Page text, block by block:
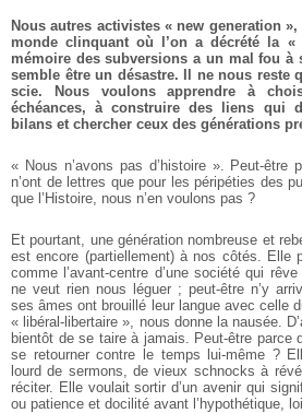
Nous autres activistes « new generation
monde clinquant où l’on a décrété la
mémoire des subversions a un mal fou à
semble être un désastre. Il ne nous reste
scie. Nous voulons apprendre à
échéances, à construire des liens qui
bilans et chercher ceux des générations
« Nous n’avons pas d’histoire ». Peut-être
n’ont de lettres que pour les péripéties des
que l’Histoire, nous n’en voulons pas ?
Et pourtant, une génération nombreuse et
est encore (partiellement) à nos côtés. Elle
comme l’avant-centre d’une société qui
ne veut rien nous léguer ; peut-être n’y
ses âmes ont brouillé leur langue avec celle
« libéral-libertaire », nous donne la nausée.
bientôt de se taire à jamais. Peut-être parce
se retourner contre le temps lui-même ?
lourd de sermons, de vieux schnocks à
réciter. Elle voulait sortir d’un avenir qui
ou patience et docilité avant l’hypothétique,